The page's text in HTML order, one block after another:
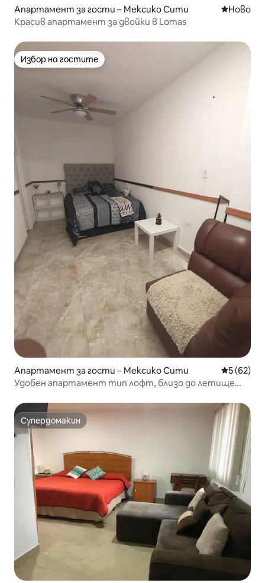
Апартамент за гости – Мексико Сити Ново
Ново
Красив апартамент за двойки в Lomas
Избор на гостите
Избор на гостите
Апартамент за гости – Мексико Сити Средна
5 (62)
Удобен апартамент тип лофт, близо до летище
Супердомакин
Супердомакин